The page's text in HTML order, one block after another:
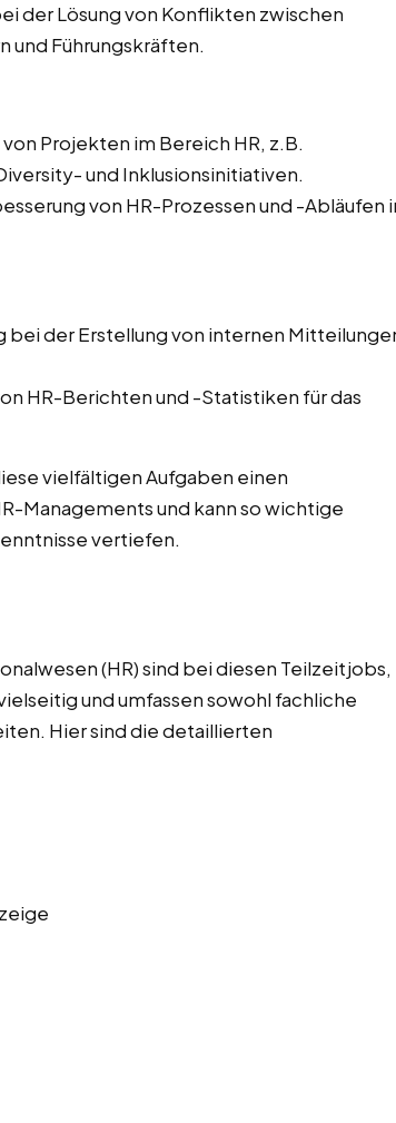
der Lösung von Konflikten zwischen
und Führungskräften.
Projekten im Bereich HR, z.B.
und Inklusionsinitiativen.
von HR-Prozessen und -Abläufen
bei der Erstellung von internen
HR-Berichten und -Statistiken für das
vielfältigen Aufgaben einen
Managements und kann so wichtige
vertiefen.
(HR) sind bei diesen Teilzeitjobs,
und umfassen sowohl fachliche
Hier sind die detaillierten